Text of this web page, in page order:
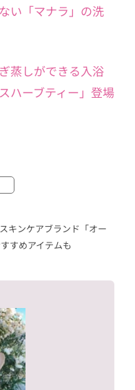
い「マナラ」の洗
蒸しができる入浴
ハーブティー」登場
キンケアブランド「オー
すめアイテムも